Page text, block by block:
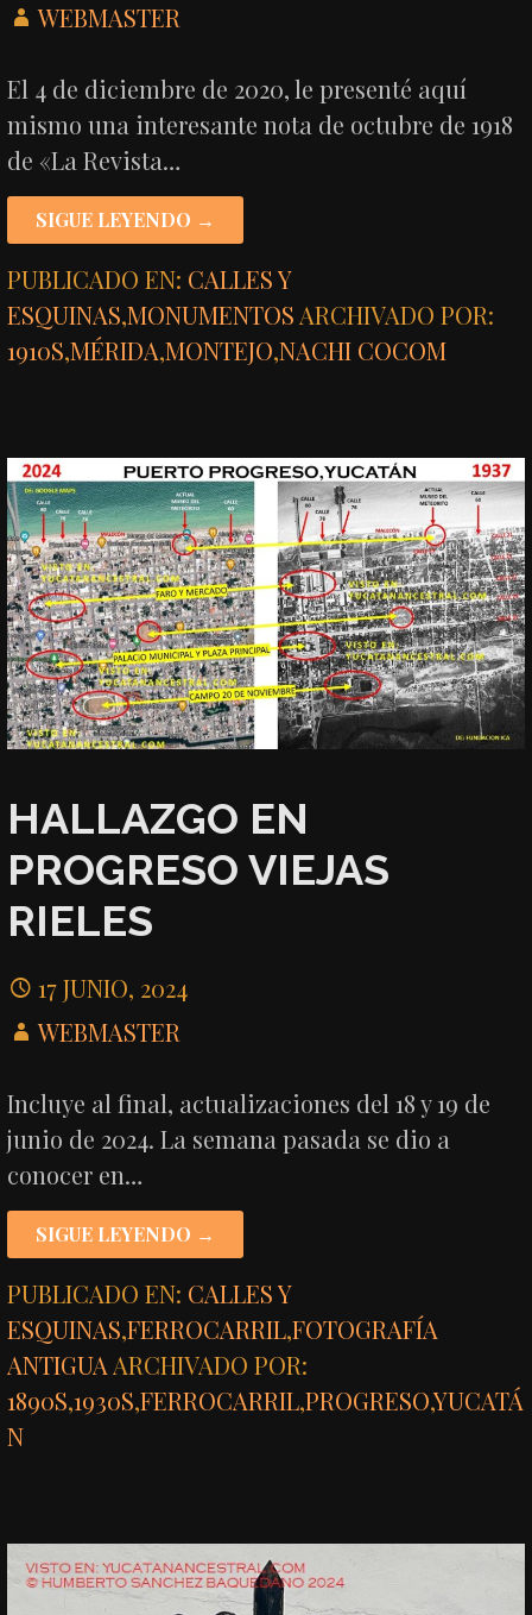
WEBMASTER
El 4 de diciembre de 2020, le presenté aquí
mismo una interesante nota de octubre de 1918
de «La Revista…
SIGUE LEYENDO →
PUBLICADO EN: CALLES Y
ESQUINAS,MONUMENTOS ARCHIVADO POR:
1910S,MÉRIDA,MONTEJO,NACHI COCOM
HALLAZGO EN
PROGRESO VIEJAS
RIELES
17 JUNIO, 2024
WEBMASTER
Incluye al final, actualizaciones del 18 y 19 de
junio de 2024. La semana pasada se dio a
conocer en…
SIGUE LEYENDO →
PUBLICADO EN: CALLES Y
ESQUINAS,FERROCARRIL,FOTOGRAFÍA
ANTIGUAARCHIVADO POR:
1890S,1930S,FERROCARRIL,PROGRESO,YUCATÁ
N